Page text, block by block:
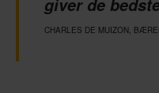
giver de
CHARLES DE MUIZON,